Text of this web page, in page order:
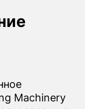
Machinery